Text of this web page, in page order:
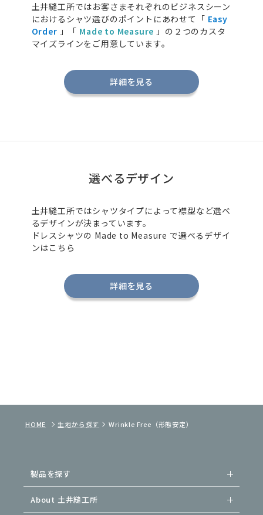
土井縫工所ではお客さまそれぞれのビジネスシーン
におけるシャツ選びのポイントにあわせて「 Easy
Order 」「 Made to Measure 」の２つのカスタ
マイズラインをご用意しています。
詳細を見る
選べるデザイン
土井縫工所ではシャツタイプによって襟型など選べ
るデザインが決まっています。
ドレスシャツの Made to Measure で選べるデザイ
ンはこちら
詳細を見る
HOME 生地から探す Wrinkle Free（形態安定）
製品を探す
About 土井縫工所